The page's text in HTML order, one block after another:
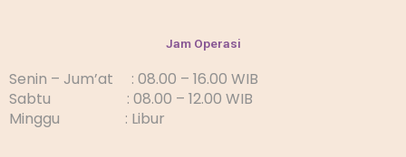
Jam Operasi
Senin – Jum’at : 08.00 – 16.00 WIB
Sabtu : 08.00 – 12.00 WIB
Minggu : Libur